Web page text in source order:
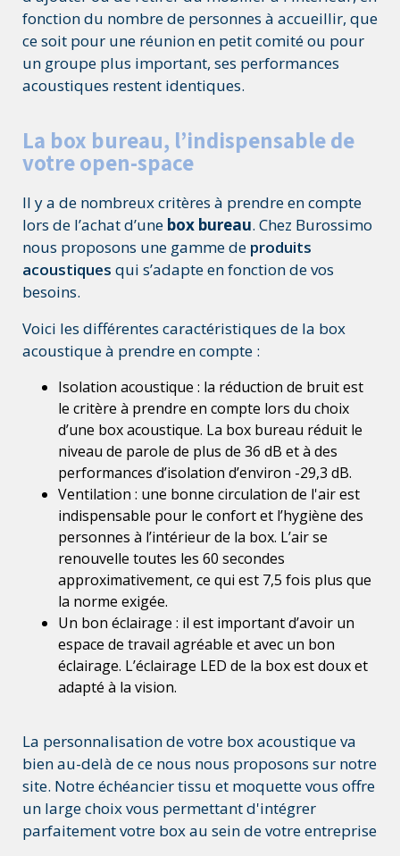
fonction du nombre de personnes à accueillir, que
ce soit pour une réunion en petit comité ou pour
un groupe plus important, ses performances
acoustiques restent identiques.
La box bureau, l’indispensable de
votre open-space
Il y a de nombreux critères à prendre en compte
lors de l’achat d’une box bureau. Chez Burossimo
nous proposons une gamme de produits
acoustiques qui s’adapte en fonction de vos
besoins.
Voici les différentes caractéristiques de la box
acoustique à prendre en compte :
Isolation acoustique : la réduction de bruit est
le critère à prendre en compte lors du choix
d’une box acoustique. La box bureau réduit le
niveau de parole de plus de 36 dB et à des
performances d’isolation d’environ -29,3 dB.
Ventilation : une bonne circulation de l'air est
indispensable pour le confort et l’hygiène des
personnes à l’intérieur de la box. L’air se
renouvelle toutes les 60 secondes
approximativement, ce qui est 7,5 fois plus que
la norme exigée.
Un bon éclairage : il est important d’avoir un
espace de travail agréable et avec un bon
éclairage. L’éclairage LED de la box est doux et
adapté à la vision.
La personnalisation de votre box acoustique va
bien au-delà de ce nous nous proposons sur notre
site. Notre échéancier tissu et moquette vous offre
un large choix vous permettant d'intégrer
parfaitement votre box au sein de votre entreprise